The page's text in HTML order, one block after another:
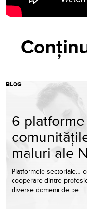
BLOG
6
maluri ale
Platformele sectoriale…
cooperare dintre
diverse domenii de pe…